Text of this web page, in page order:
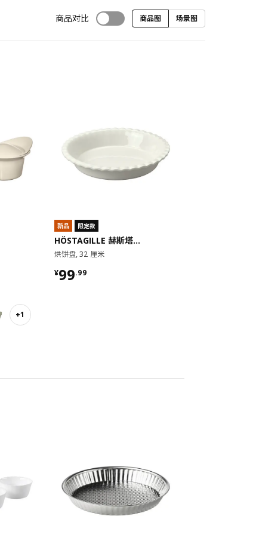
商品对比 商品图 场景图
+1
新品 限定款
HÖSTAGILLE 赫斯塔吉尔
烘饼盘, 32 厘米
¥99.99
¥ 99.99